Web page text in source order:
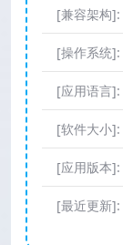
[兼容架构]:
[操作系统]:
[应用语言]:
[软件大小]:
[应用版本]:
[最近更新]: